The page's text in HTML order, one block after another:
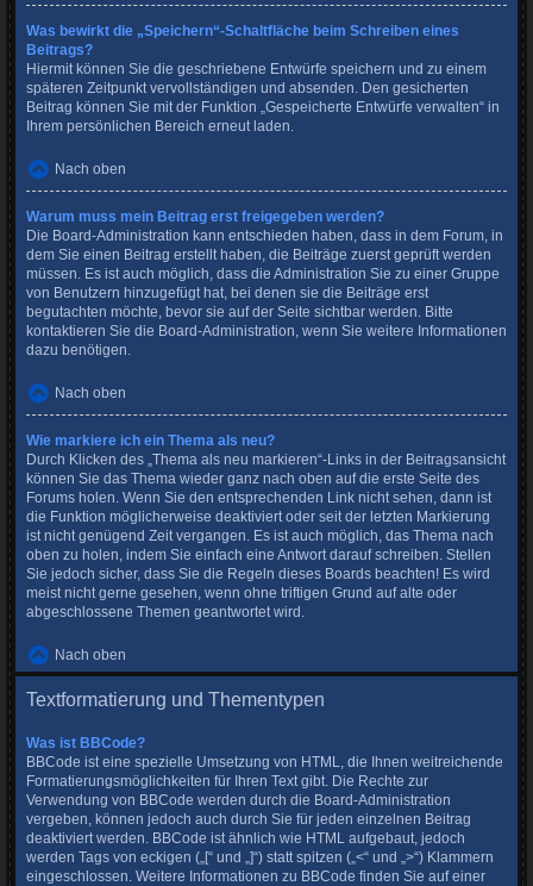
Was bewirkt die „Speichern“-Schaltfläche beim Schreiben eines
Beitrags?
Hiermit können Sie die geschriebene Entwürfe speichern und zu einem
späteren Zeitpunkt vervollständigen und absenden. Den gesicherten
Beitrag können Sie mit der Funktion „Gespeicherte Entwürfe verwalten“ in
Ihrem persönlichen Bereich erneut laden.
Nach oben
Warum muss mein Beitrag erst freigegeben werden?
Die Board-Administration kann entschieden haben, dass in dem Forum, in
dem Sie einen Beitrag erstellt haben, die Beiträge zuerst geprüft werden
müssen. Es ist auch möglich, dass die Administration Sie zu einer Gruppe
von Benutzern hinzugefügt hat, bei denen sie die Beiträge erst
begutachten möchte, bevor sie auf der Seite sichtbar werden. Bitte
kontaktieren Sie die Board-Administration, wenn Sie weitere Informationen
dazu benötigen.
Nach oben
Wie markiere ich ein Thema als neu?
Durch Klicken des „Thema als neu markieren“-Links in der Beitragsansicht
können Sie das Thema wieder ganz nach oben auf die erste Seite des
Forums holen. Wenn Sie den entsprechenden Link nicht sehen, dann ist
die Funktion möglicherweise deaktiviert oder seit der letzten Markierung
ist nicht genügend Zeit vergangen. Es ist auch möglich, das Thema nach
oben zu holen, indem Sie einfach eine Antwort darauf schreiben. Stellen
Sie jedoch sicher, dass Sie die Regeln dieses Boards beachten! Es wird
meist nicht gerne gesehen, wenn ohne triftigen Grund auf alte oder
abgeschlossene Themen geantwortet wird.
Nach oben
Textformatierung und Thementypen
Was ist BBCode?
BBCode ist eine spezielle Umsetzung von HTML, die Ihnen weitreichende
Formatierungsmöglichkeiten für Ihren Text gibt. Die Rechte zur
Verwendung von BBCode werden durch die Board-Administration
vergeben, können jedoch auch durch Sie für jeden einzelnen Beitrag
deaktiviert werden. BBCode ist ähnlich wie HTML aufgebaut, jedoch
werden Tags von eckigen („[“ und „]“) statt spitzen („<“ und „>“) Klammern
eingeschlossen. Weitere Informationen zu BBCode finden Sie auf einer